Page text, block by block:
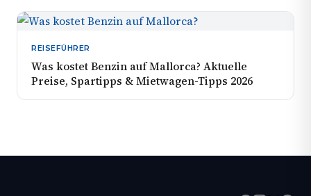
REISEFÜHRER
Was kostet Benzin auf Mallorca? Aktuelle
Preise, Spartipps & Mietwagen-Tipps 2026